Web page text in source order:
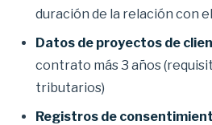
duración de la relación con
Datos de proyectos de
contrato más 3 años
tributarios)
Registros de